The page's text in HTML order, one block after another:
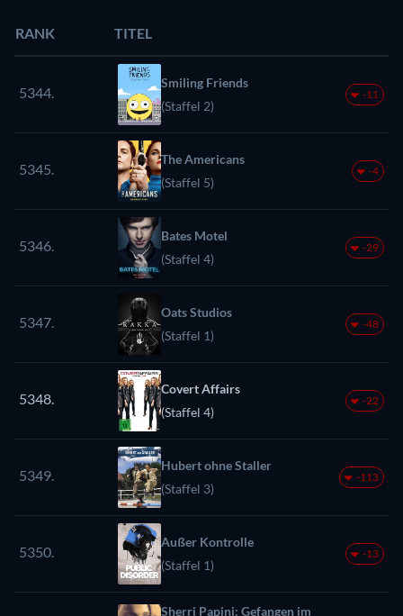
RANK TITEL
5344.
Smiling Friends
(Staffel 2)
-11
5345.
The Americans
(Staffel 5)
-4
5346.
Bates Motel
(Staffel 4)
-29
5347.
Oats Studios
(Staffel 1)
-48
5348.
Covert Affairs
(Staffel 4)
-22
5349.
Hubert ohne Staller
(Staffel 3)
-113
5350.
Außer Kontrolle
(Staffel 1)
-13
Sherri Papini: Gefangen im